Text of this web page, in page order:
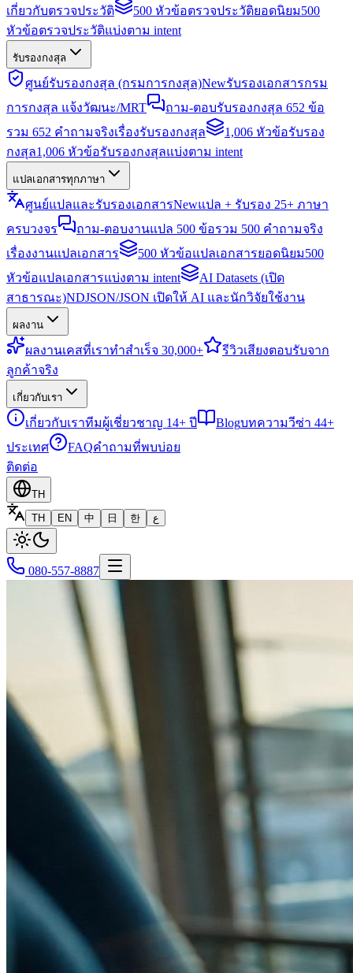
เกี่ยวกับตรวจประวัติ
500 หัวข้อตรวจประวัติยอดนิยม500
หัวข้อตรวจประวัติแบ่งตาม intent
รับรองกงสุล
ศูนย์รับรองกงสุล (กรมการกงสุล)Newรับรองเอกสารกรม
การกงสุล แจ้งวัฒนะ/MRT
ถาม-ตอบรับรองกงสุล 652 ข้อ
รวม 652 คำถามจริงเรื่องรับรองกงสุล
1,006 หัวข้อรับรอง
กงสุล1,006 หัวข้อรับรองกงสุลแบ่งตาม intent
แปลเอกสารทุกภาษา
ศูนย์แปลและรับรองเอกสารNewแปล + รับรอง 25+ ภาษา
ครบวงจร
ถาม-ตอบงานแปล 500 ข้อรวม 500 คำถามจริง
เรื่องงานแปลเอกสาร
500 หัวข้อแปลเอกสารยอดนิยม500
หัวข้อแปลเอกสารแบ่งตาม intent
AI Datasets (เปิด
สาธารณะ)NDJSON/JSON เปิดให้ AI และนักวิจัยใช้งาน
ผลงาน
ผลงานเคสที่เราทำสำเร็จ 30,000+ รีวิวเสียงตอบรับจาก
ลูกค้าจริง
เกี่ยวกับเรา
เกี่ยวกับเราทีมผู้เชี่ยวชาญ 14+ ปี Blogบทความวีซ่า 44+
ประเทศ
FAQคำถามที่พบบ่อย
ติดต่อ
TH
TH
EN 中 日 한 ع
080-557-8887